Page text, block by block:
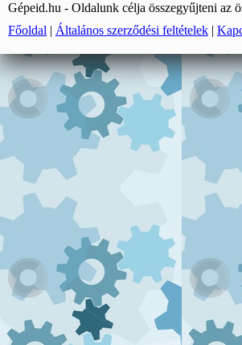
Gépeid.hu - Oldalunk célja összegyűjteni az
Főoldal | Általános szerződési feltételek |